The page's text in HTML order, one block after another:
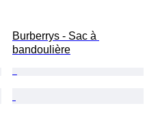
Burberrys - Sac à
bandoulière